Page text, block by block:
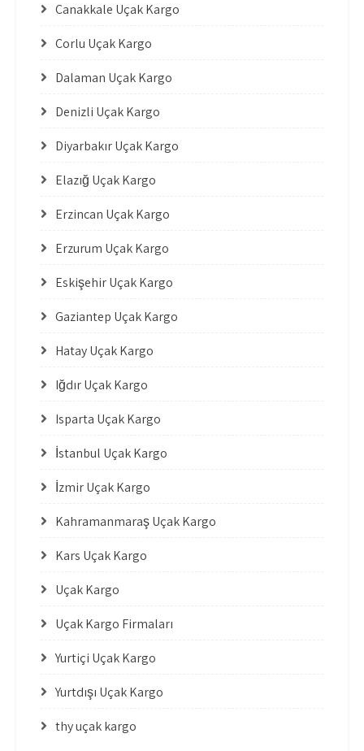
Çanakkale Uçak Kargo
Çorlu Uçak Kargo
Dalaman Uçak Kargo
Denizli Uçak Kargo
Diyarbakır Uçak Kargo
Elazığ Uçak Kargo
Erzincan Uçak Kargo
Erzurum Uçak Kargo
Eskişehir Uçak Kargo
Gaziantep Uçak Kargo
Hatay Uçak Kargo
Iğdır Uçak Kargo
Isparta Uçak Kargo
İstanbul Uçak Kargo
İzmir Uçak Kargo
Kahramanmaraş Uçak Kargo
Kars Uçak Kargo
Uçak Kargo
Uçak Kargo Firmaları
Yurtiçi Uçak Kargo
Yurtdışı Uçak Kargo
thy uçak kargo